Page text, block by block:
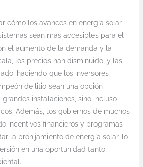
cómo los avances en energía solar
sean más accesibles para el
el aumento de la demanda y la
los precios han disminuido, y las
haciendo que los inversores
de litio sean una opción
instalaciones, sino incluso
Además, los gobiernos de muchos
incentivos financieros y programas
la prohijamiento de energía solar, lo
en una oportunidad tanto